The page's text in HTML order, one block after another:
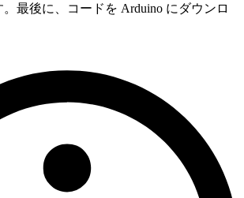
。最後に、コードを Arduino にダウンロ